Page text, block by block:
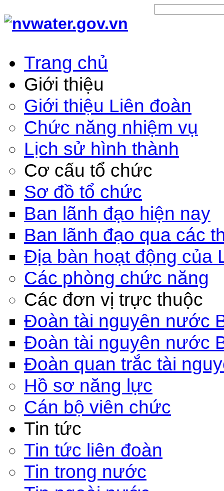
Trang chủ
Giới thiệu
Giới thiệu Liên đoàn
Chức năng nhiệm vụ
Lịch sử hình thành
Cơ cấu tổ chức
Sơ đồ tổ chức
Ban lãnh đạo hiện nay
Ban lãnh đạo qua các
Địa bàn hoạt động của
Các phòng chức năng
Các đơn vị trực thuộc
Đoàn tài nguyên nước
Đoàn tài nguyên nước
Đoàn quan trắc tài
Hồ sơ năng lực
Cán bộ viên chức
Tin tức
Tin tức liên đoàn
Tin trong nước